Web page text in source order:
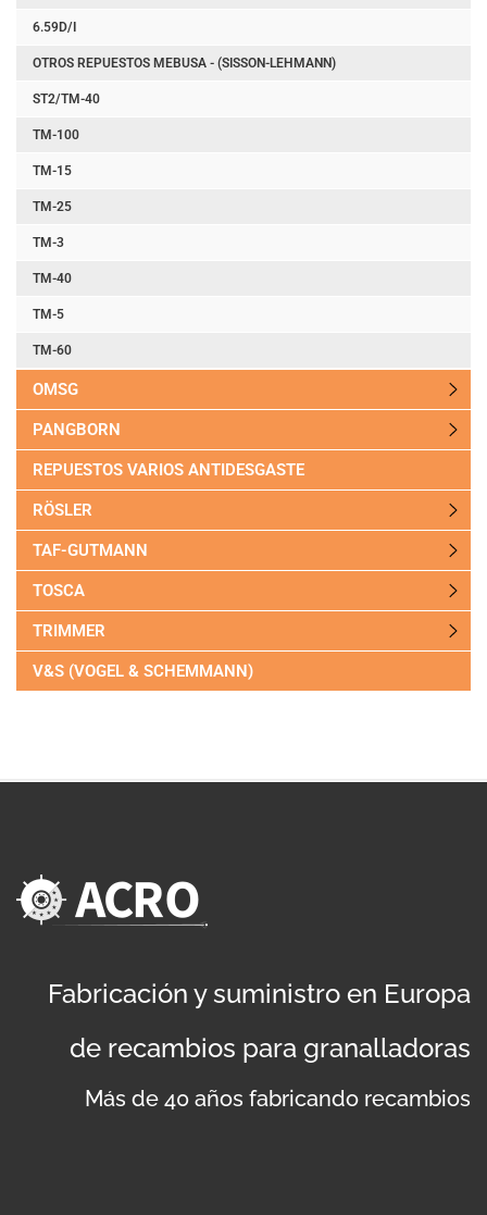
6.59D/I
OTROS REPUESTOS MEBUSA - (SISSON-LEHMANN)
ST2/TM-40
TM-100
TM-15
TM-25
TM-3
TM-40
TM-5
TM-60
OMSG
PANGBORN
REPUESTOS VARIOS ANTIDESGASTE
RÖSLER
TAF-GUTMANN
TOSCA
TRIMMER
V&S (VOGEL & SCHEMMANN)
Fabricación y suministro en Europa
de recambios para granalladoras
Más de 40 años fabricando recambios